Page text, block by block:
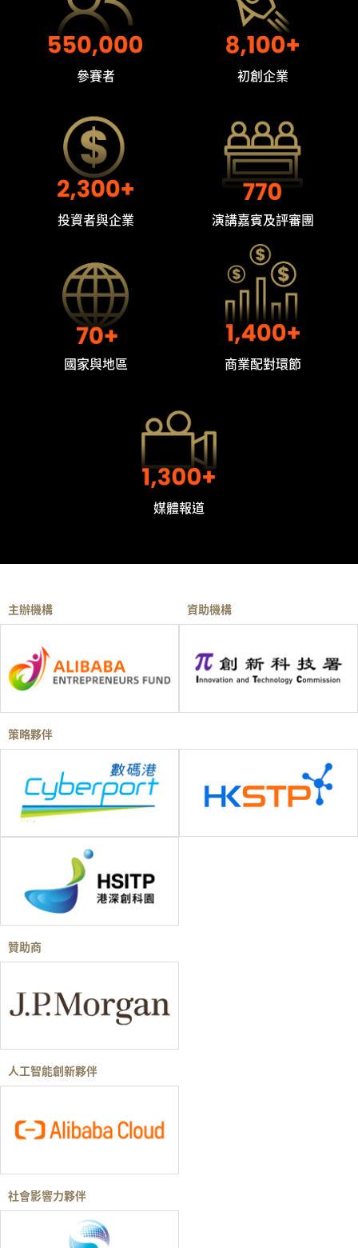
參賽者 初創企業
投資者與企業 演講嘉賓及評審團
國家與地區 商業配對環節
媒體報道
主辦機構 資助機構
策略夥伴
贊助商
人工智能創新夥伴
社會影響力夥伴